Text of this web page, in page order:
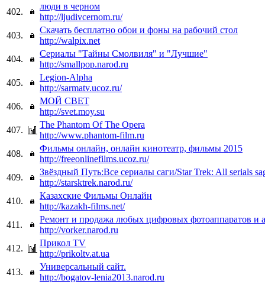
402.
люди в черном
http://ljudivcernom.ru/
403.
Скачать бесплатно обои и фоны на рабочий стол
http://walpix.net
404.
Сериалы "Тайны Смолвиля" и "Лучшие"
http://smallpop.narod.ru
405.
Legion-Alpha
http://sarmatv.ucoz.ru/
406.
МОЙ СВЕТ
http://svet.moy.su
407.
The Phantom Of The Opera
http://www.phantom-film.ru
408.
Фильмы онлайн, онлайн кинотеатр, фильмы 2015
http://freeonlinefilms.ucoz.ru/
409.
Звёздный Путь:Все сериалы саги/Star Trek: All serials
http://starsktrek.narod.ru/
410.
Казахские Фильмы Онлайн
http://kazakh-films.net/
411.
Ремонт и продажа любых цифровых фотоаппаратов и
http://vorker.narod.ru
412.
Прикол TV
http://prikoltv.at.ua
413.
Универсальный сайт.
http://bogatov-lenia2013.narod.ru